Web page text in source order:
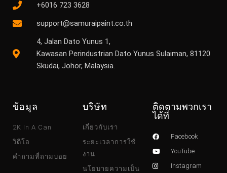
+6016 723 3628
support@samuraipaint.co.th
4, Jalan Dato Yunus 1,
Kawasan Perindustrian Dato Yunus Sulaiman, 81120
Skudai, Johor, Malaysia.
ข้อมูล
2K In A Can
วิดีโอ
คำถามที่ถามบ่อย
บริษัท
เกี่ยวกับเรา
ระยะเวลาการใช้
งาน
นโยบายความเป็น
ติดตามพวกเรา
ได้ที่
Facebook
YouTube
Instagram